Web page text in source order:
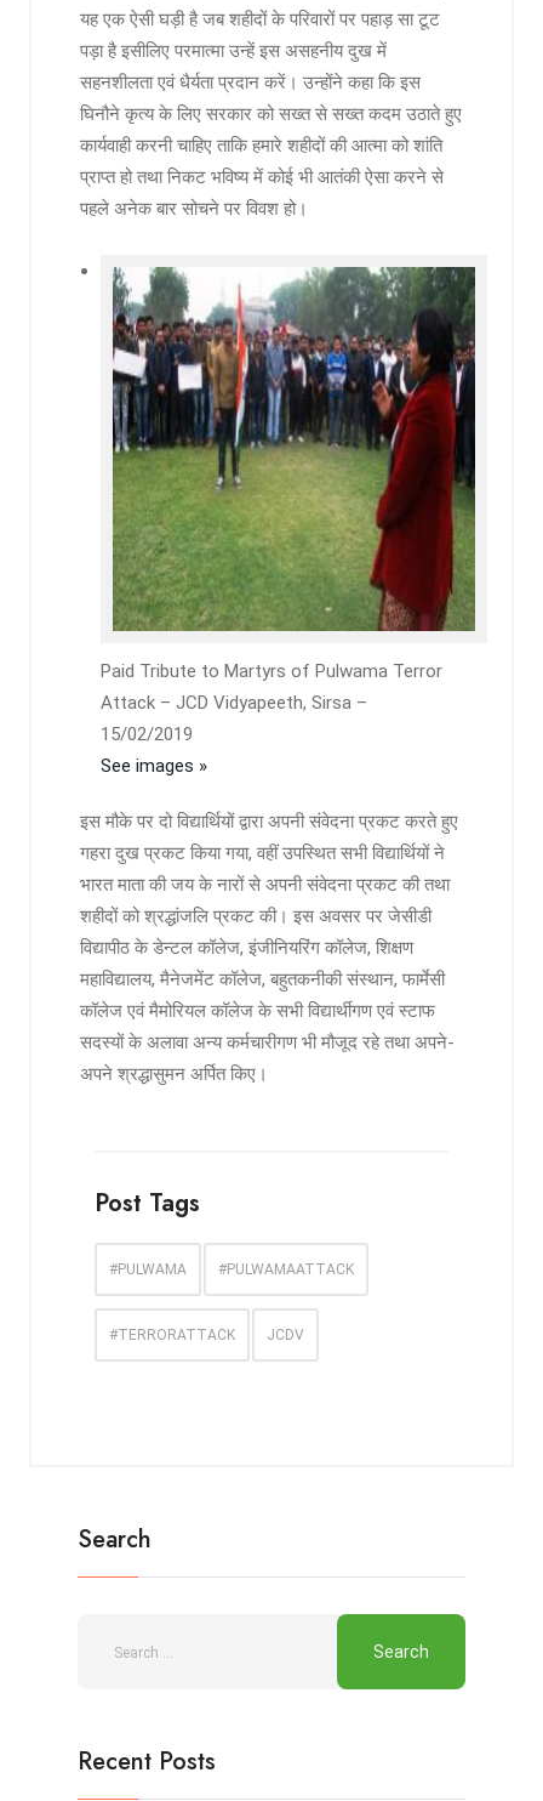
यह एक ऐसी घड़ी है जब शहीदों के परिवारों पर पहाड़ सा टूट
पड़ा है इसीलिए परमात्मा उन्हें इस असहनीय दुख में
सहनशीलता एवं धैर्यता प्रदान करें। उन्होंने कहा कि इस
घिनौने कृत्य के लिए सरकार को सख्त से सख्त कदम उठाते हुए
कार्यवाही करनी चाहिए ताकि हमारे शहीदों की आत्मा को शांति
प्राप्त हो तथा निकट भविष्य में कोई भी आतंकी ऐसा करने से
पहले अनेक बार सोचने पर विवश हो।
Paid Tribute to Martyrs of Pulwama Terror
Attack – JCD Vidyapeeth, Sirsa –
15/02/2019
See images »
इस मौके पर दो विद्यार्थियों द्वारा अपनी संवेदना प्रकट करते हुए
गहरा दुख प्रकट किया गया, वहीं उपस्थित सभी विद्यार्थियों ने
भारत माता की जय के नारों से अपनी संवेदना प्रकट की तथा
शहीदों को श्रद्धांजलि प्रकट की। इस अवसर पर जेसीडी
विद्यापीठ के डेन्टल कॉलेज, इंजीनियरिंग कॉलेज, शिक्षण
महाविद्यालय, मैनेजमेंट कॉलेज, बहुतकनीकी संस्थान, फार्मेसी
कॉलेज एवं मैमोरियल कॉलेज के सभी विद्यार्थीगण एवं स्टाफ
सदस्यों के अलावा अन्य कर्मचारीगण भी मौजूद रहे तथा अपने-
अपने श्रद्धासुमन अर्पित किए।
Post Tags
#PULWAMA #PULWAMAATTACK
#TERRORATTACK JCDV
Search
Recent Posts